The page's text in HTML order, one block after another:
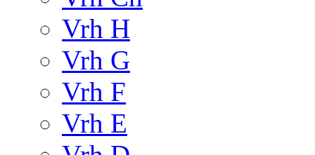
Vrh H
Vrh G
Vrh F
Vrh E